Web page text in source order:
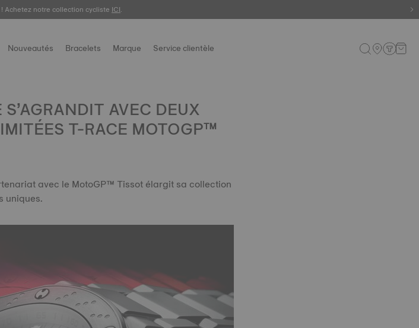
Gentleman 38 mm.ACHETEZ.
! Achetez notre collection cyclisteICI.
Nouveautés Bracelets Marque Service clientèle
AVEC DEUX
T-RACE MOTOGP™
avec le MotoGP™ Tissot élargit sa collection
uniques.